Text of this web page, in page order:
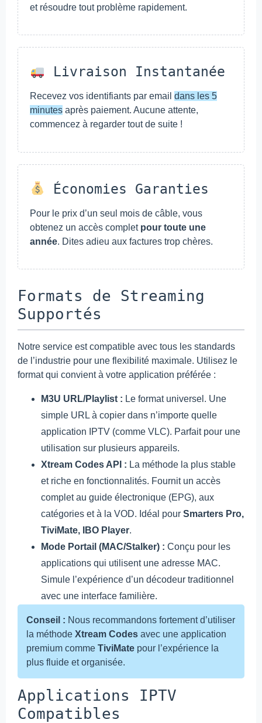
et résoudre tout problème rapidement.
Livraison Instantanée
Recevez vos identifiants par email dans les 5
minutes après paiement. Aucune attente,
commencez à regarder tout de suite !
Économies Garanties
Pour le prix d’un seul mois de câble, vous
obtenez un accès complet pour toute une
année. Dites adieu aux factures trop chères.
Formats de Streaming
Supportés
Notre service est compatible avec tous les standards
de l’industrie pour une flexibilité maximale. Utilisez le
format qui convient à votre application préférée :
M3U URL/Playlist : Le format universel. Une
simple URL à copier dans n’importe quelle
application IPTV (comme VLC). Parfait pour une
utilisation sur plusieurs appareils.
Xtream Codes API : La méthode la plus stable
et riche en fonctionnalités. Fournit un accès
complet au guide électronique (EPG), aux
catégories et à la VOD. Idéal pour Smarters Pro,
TiviMate, IBO Player.
Mode Portail (MAC/Stalker) : Conçu pour les
applications qui utilisent une adresse MAC.
Simule l’expérience d’un décodeur traditionnel
avec une interface familière.
Conseil : Nous recommandons fortement d’utiliser
la méthode Xtream Codes avec une application
premium comme TiviMate pour l’expérience la
plus fluide et organisée.
Applications IPTV
Compatibles